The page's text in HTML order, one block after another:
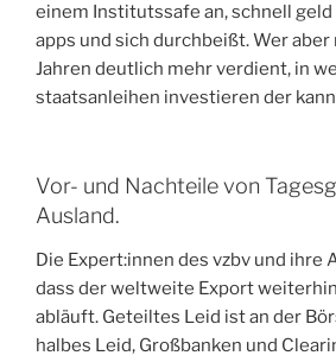
einem Institutssafe an, schnell
apps und sich durchbeißt. Wer aber
Jahren deutlich mehr verdient, in
staatsanleihen investieren der
Vor- und Nachteile von
Ausland.
Die Expert:innen des vzbv und ihre
dass der weltweite Export
abläuft. Geteiltes Leid ist an der
halbes Leid, Großbanken und